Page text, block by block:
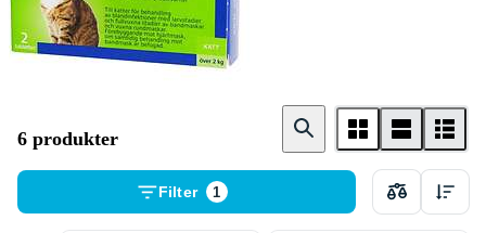
Tabletter
6 produkter
Filter 1